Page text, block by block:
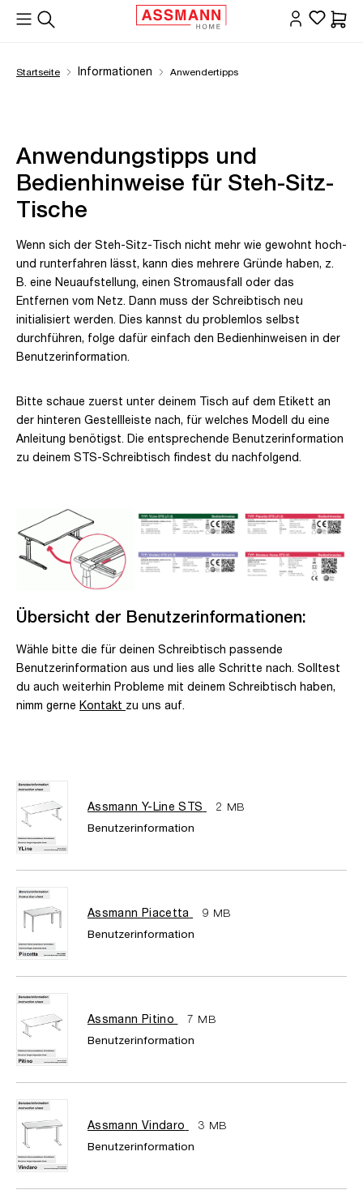
springen
Startseite Informationen Anwendertipps
Anwendungstipps und
Bedienhinweise für Steh-Sitz-
Tische
Wenn sich der Steh-Sitz-Tisch nicht mehr wie gewohnt hoch-
und runterfahren lässt, kann dies mehrere Gründe haben, z.
B. eine Neuaufstellung, einen Stromausfall oder das
Entfernen vom Netz. Dann muss der Schreibtisch neu
initialisiert werden. Dies kannst du problemlos selbst
durchführen, folge dafür einfach den Bedienhinweisen in der
Benutzerinformation.
Bitte schaue zuerst unter deinem Tisch auf dem Etikett an
der hinteren Gestellleiste nach, für welches Modell du eine
Anleitung benötigst. Die entsprechende Benutzerinformation
zu deinem STS-Schreibtisch findest du nachfolgend.
Übersicht der Benutzerinformationen:
Wähle bitte die für deinen Schreibtisch passende
Benutzerinformation aus und lies alle Schritte nach. Solltest
du auch weiterhin Probleme mit deinem Schreibtisch haben,
nimm gerne Kontakt zu uns auf.
Assmann Y-Line STS
2 MB
Benutzerinformation
Assmann Piacetta
9 MB
Benutzerinformation
Assmann Pitino
7 MB
Benutzerinformation
Assmann Vindaro
3 MB
Benutzerinformation